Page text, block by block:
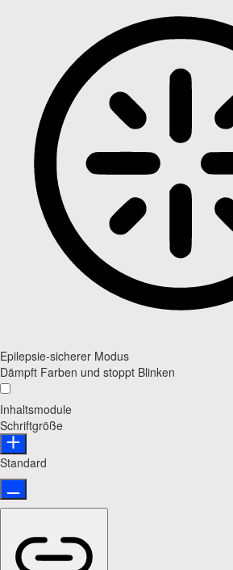
Epilepsie-sicherer Modus
Dämpft Farben und stoppt Blinken
Inhaltsmodule
Schriftgröße
Standard